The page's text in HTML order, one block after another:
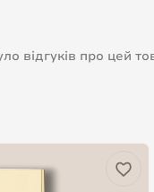
відгуків про цей